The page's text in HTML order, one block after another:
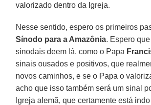
valorizado dentro da Igreja.
Nesse sentido, espero os primeiros
Sínodo para a Amazônia. Espero
sinodais deem lá, como o Papa
sinais ousados e positivos, que
novos caminhos, e se o Papa o
acho que isso também será um sinal
Igreja alemã, que certamente está